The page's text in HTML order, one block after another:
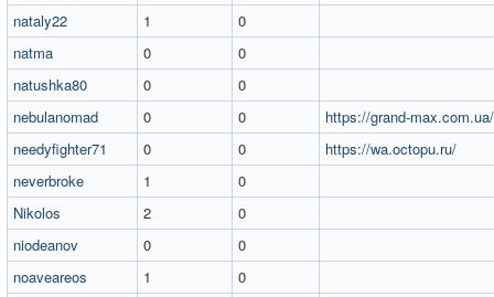
nataly22
1
0
natma
0
0
natushka80
0
0
nebulanomad
0 0
https://grand-max.com.ua/
needyfighter71
0 0
https://wa.octopu.ru/
neverbroke
1
0
Nikolos
2
0
niodeanov
0
0
noaveareos
1
0